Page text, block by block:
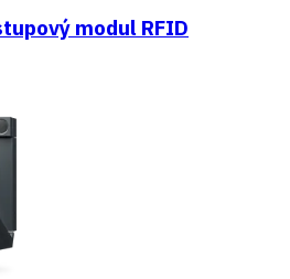
modul RFID